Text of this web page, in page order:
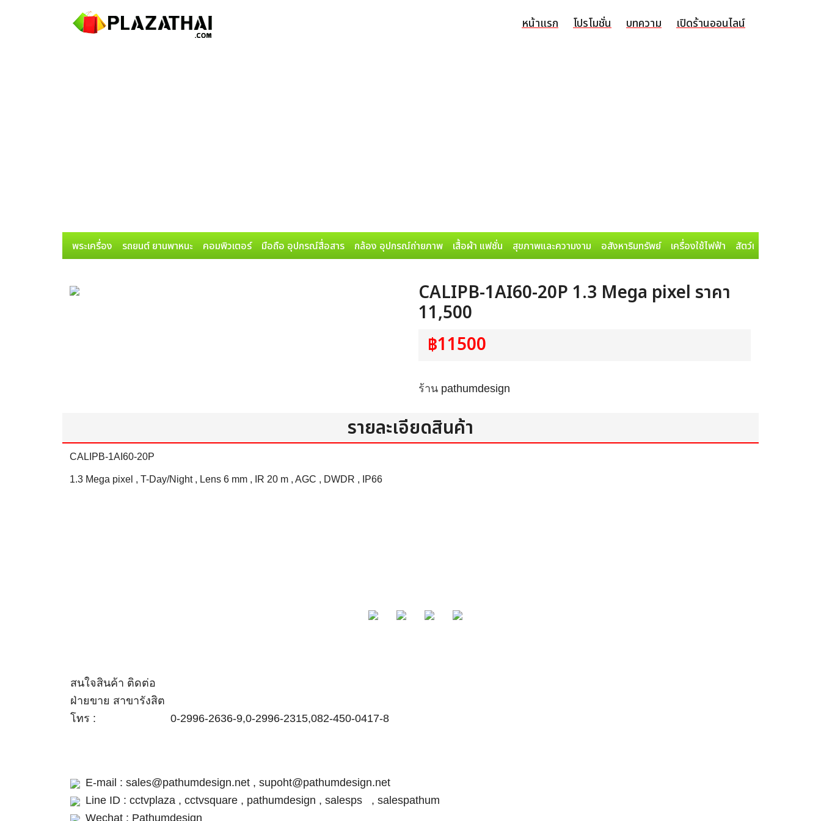
หน้าแรก โปรโมชั่น บทความ เปิดร้านออนไลน์
พระเครื่อง รถยนต์ ยานพาหนะ คอมพิวเตอร์ มือถือ อุปกรณ์สื่อสาร กล้อง อุปกรณ์ถ่ายภาพ เสื้อผ้า แฟชั่น สุขภาพและความงาม อสังหาริมทรัพย์ เครื่องใช้ไฟฟ้า สัตว์เลี้ยง
CALIPB-1AI60-20P 1.3 Mega pixel ราคา
11,500
฿11500
ร้าน pathumdesign
รายละเอียดสินค้า
CALIPB-1AI60-20P
1.3 Mega pixel , T-Day/Night , Lens 6 mm , IR 20 m , AGC , DWDR , IP66
สนใจสินค้า ติดต่อ
ฝ่ายขาย สาขารังสิต
โทร :
0-2996-2636-9,0-2996-2315,082-450-0417-8
E-mail : sales@pathumdesign.net , supoht@pathumdesign.net
Line ID : cctvplaza , cctvsquare , pathumdesign , salesps , salespathum
Wechat : Pathumdesign